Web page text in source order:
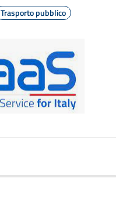
Trasporto pubblico